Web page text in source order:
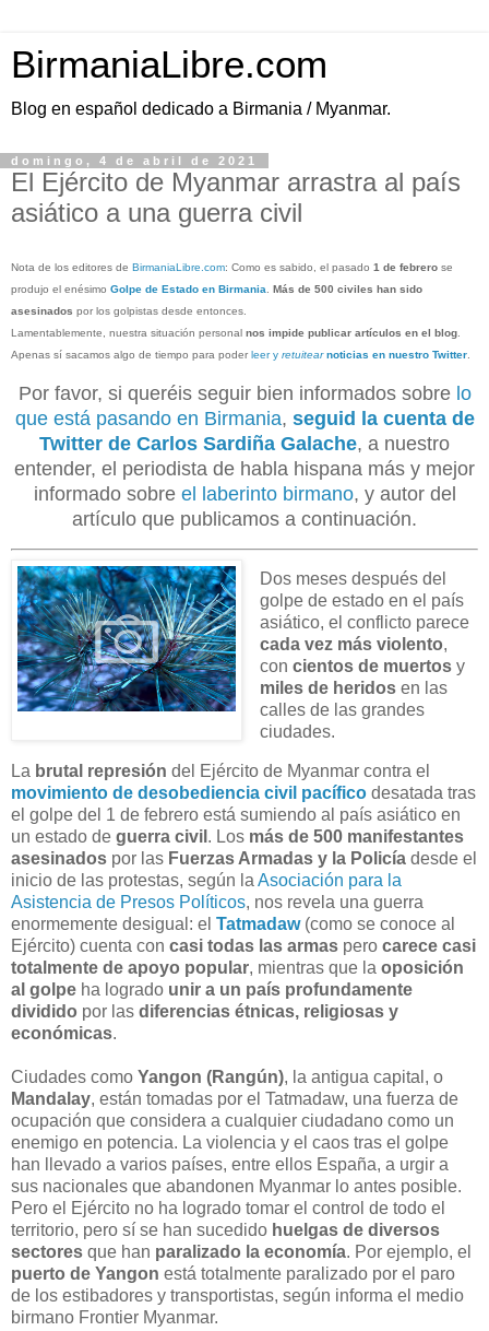
BirmaniaLibre.com
Blog en español dedicado a Birmania / Myanmar.
domingo, 4 de abril de 2021
El Ejército de Myanmar arrastra al país
asiático a una guerra civil
Nota de los editores de BirmaniaLibre.com: Como es sabido, el pasado 1 de febrero se
produjo el enésimo Golpe de Estado en Birmania
Más de 500 civiles han sido
asesinados por los golpistas desde entonces.
Lamentablemente, nuestra situación personal nos impide publicar artículos en el blog
Apenas sí sacamos algo de tiempo para poder leer y retuitear noticias en nuestro Twitter
Por favor, si queréis seguir bien informados sobre lo
que está pasando en Birmania, seguid la cuenta de
Twitter de Carlos Sardiña Galache, a nuestro
entender, el periodista de habla hispana más y mejor
informado sobre el laberinto birmano, y autor del
artículo que publicamos a continuación.
Dos meses después del
golpe de estado en el país
asiático, el conflicto parece
cada vez más violento,
con cientos de muertosy
miles de heridosen las
calles de las grandes
ciudades.
La brutal represión del Ejército de Myanmar contra el
movimiento de desobediencia civil pacífico desatada tras
el golpe del 1 de febrero está sumiendo al país asiático en
un estado de guerra civil . Los más de 500 manifestantes
asesinados por las Fuerzas Armadas y la Policía desde el
inicio de las protestas, según la Asociación para la
Asistencia de Presos Políticos, nos revela una guerra
enormemente desigual: el Tatmadaw(como se conoce al
Ejército) cuenta con casi todas las armas pero carece casi
totalmente de apoyo popular, mientras que la oposición
al golpe ha logrado unir a un país profundamente
dividido por las diferencias étnicas, religiosas y
económicas.
Ciudades como Yangon (Rangún), la antigua capital, o
Mandalay, están tomadas por el Tatmadaw, una fuerza de
ocupación que considera a cualquier ciudadano como un
enemigo en potencia. La violencia y el caos tras el golpe
han llevado a varios países, entre ellos España, a urgir a
sus nacionales que abandonen Myanmar lo antes posible.
Pero el Ejército no ha logrado tomar el control de todo el
territorio, pero sí se han sucedido huelgas de diversos
sectores que han paralizado la economía. Por ejemplo, el
puerto de Yangon está totalmente paralizado por el paro
de los estibadores y transportistas, según informa el medio
birmano Frontier Myanmar.